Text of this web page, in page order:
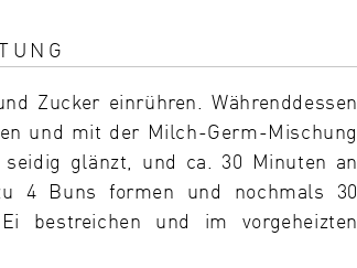
Zucker einrühren. Währenddessen
und mit der Milch-Germ-Mischung
glänzt, und ca. 30 Minuten an
4 Buns formen und nochmals 30
bestreichen und im vorgeheizten